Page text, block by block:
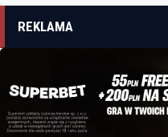
REKLAMA